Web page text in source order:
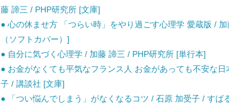
藤 諦三 / PHP研究所 [文庫]
● 心の休ませ方 「つらい時」をやり過ごす心理学 愛蔵版 /
（ソフトカバー）]
● 自分に気づく心理学 / 加藤 諦三 / PHP研究所 [単行本]
● お金がなくても平気なフランス人 お金があっても不安な
子 / 講談社 [文庫]
● 「つい悩んでしまう」がなくなるコツ / 石原 加受子 / すば